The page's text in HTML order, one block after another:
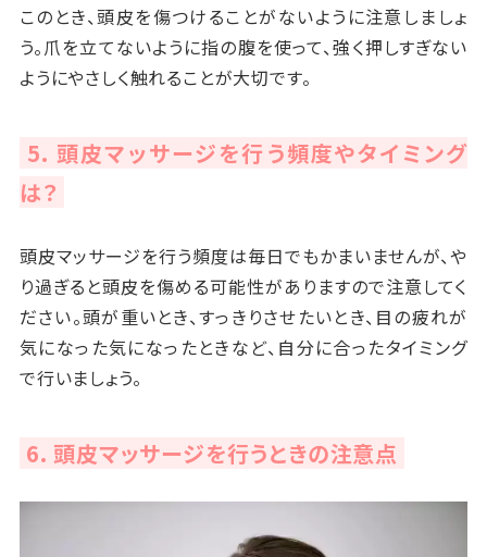
このとき、頭皮を傷つけることがないように注意しましょ
う。爪を立てないように指の腹を使って、強く押しすぎない
ようにやさしく触れることが大切です。
5. 頭皮マッサージを行う頻度やタイミング
は？
頭皮マッサージを行う頻度は毎日でもかまいませんが、や
り過ぎると頭皮を傷める可能性がありますので注意してく
ださい。頭が重いとき、すっきりさせたいとき、目の疲れが
気になった気になったときなど、自分に合ったタイミング
で行いましょう。
6. 頭皮マッサージを行うときの注意点